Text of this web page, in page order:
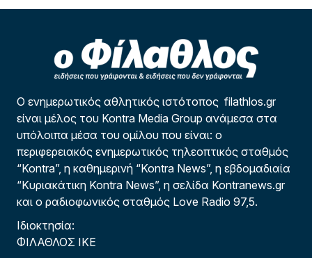
Ο ενημερωτικός αθλητικός ιστότοπος filathlos.gr
είναι μέλος του Kontra Media Group ανάμεσα στα
υπόλοιπα μέσα του ομίλου που είναι: ο
περιφερειακός ενημερωτικός τηλεοπτικός σταθμός
“Kontra”, η καθημερινή “Kontra News”, η εβδομαδιαία
“Κυριακάτικη Kontra News”, η σελίδα Kontranews.gr
και ο ραδιοφωνικός σταθμός Love Radio 97,5.
Ιδιοκτησία:
ΦΙΛΑΘΛΟΣ ΙΚΕ